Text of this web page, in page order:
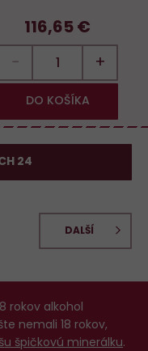
116,65 €
− +
DO KOŠÍKA
24
DALŠÍ
rokov alkohol
nemali 18 rokov,
špičkovú minerálku.